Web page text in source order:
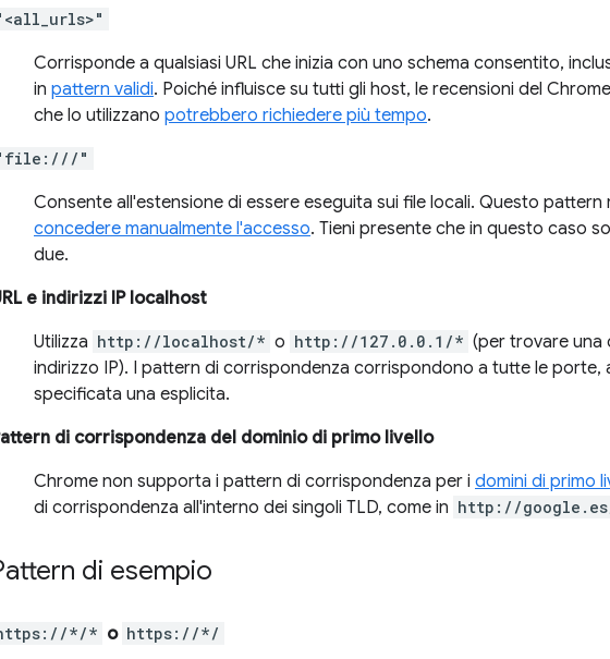
Corrisponde a qualsiasi URL che inizia con uno schema consentito,
in pattern validi. Poiché influisce su tutti gli host, le recensioni del
che lo utilizzano potrebbero richiedere più tempo.
"
Consente all'estensione di essere eseguita sui file locali. Questo pattern
concedere manualmente l'accesso. Tieni presente che in questo caso
due.
e indirizzi IP localhost
Utilizza http://localhost/* o http://127.0.0.1/* (per trovare una
indirizzo IP). I pattern di corrispondenza corrispondono a tutte le porte,
specificata una esplicita.
di corrispondenza del dominio di primo livello
Chrome non supporta i pattern di corrispondenza per i domini di primo
di corrispondenza all'interno dei singoli TLD, come in http://
di esempio
*/* o https://*/